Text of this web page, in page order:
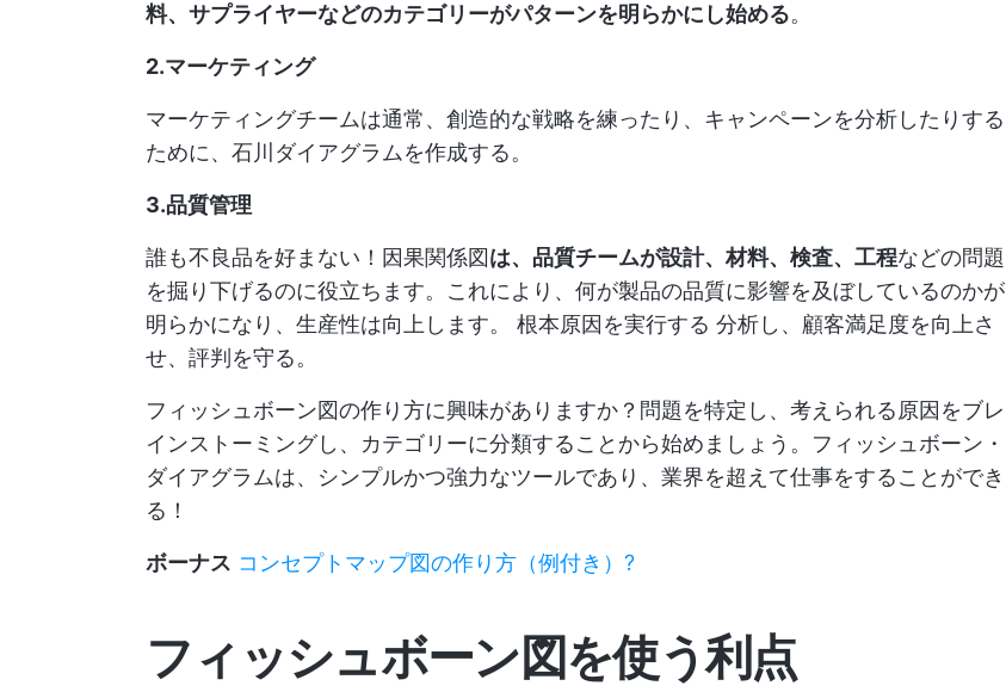
料、サプライヤーなどのカテゴリーがパターンを明らかにし始める。
2.マーケティング
マーケティングチームは通常、創造的な戦略を練ったり、キャンペーンを分析したりする
ために、石川ダイアグラムを作成する。
3.品質管理
誰も不良品を好まない！因果関係図は、品質チームが設計、材料、検査、工程などの問題
を掘り下げるのに役立ちます。これにより、何が製品の品質に影響を及ぼしているのかが
明らかになり、生産性は向上します。 根本原因を実行する 分析し、顧客満足度を向上さ
せ、評判を守る。
フィッシュボーン図の作り方に興味がありますか？問題を特定し、考えられる原因をブレ
インストーミングし、カテゴリーに分類することから始めましょう。フィッシュボーン・
ダイアグラムは、シンプルかつ強力なツールであり、業界を超えて仕事をすることができ
る！
ボーナス コンセプトマップ図の作り方（例付き）?
フィッシュボーン図を使う利点